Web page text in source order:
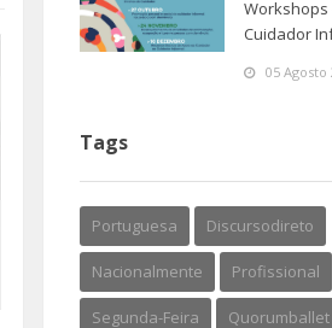
Workshops
Cuidador
05 Agosto
Tags
Portuguesa Discursodireto
Nacionalmente Profissional
Segunda-Feira Quorumballet